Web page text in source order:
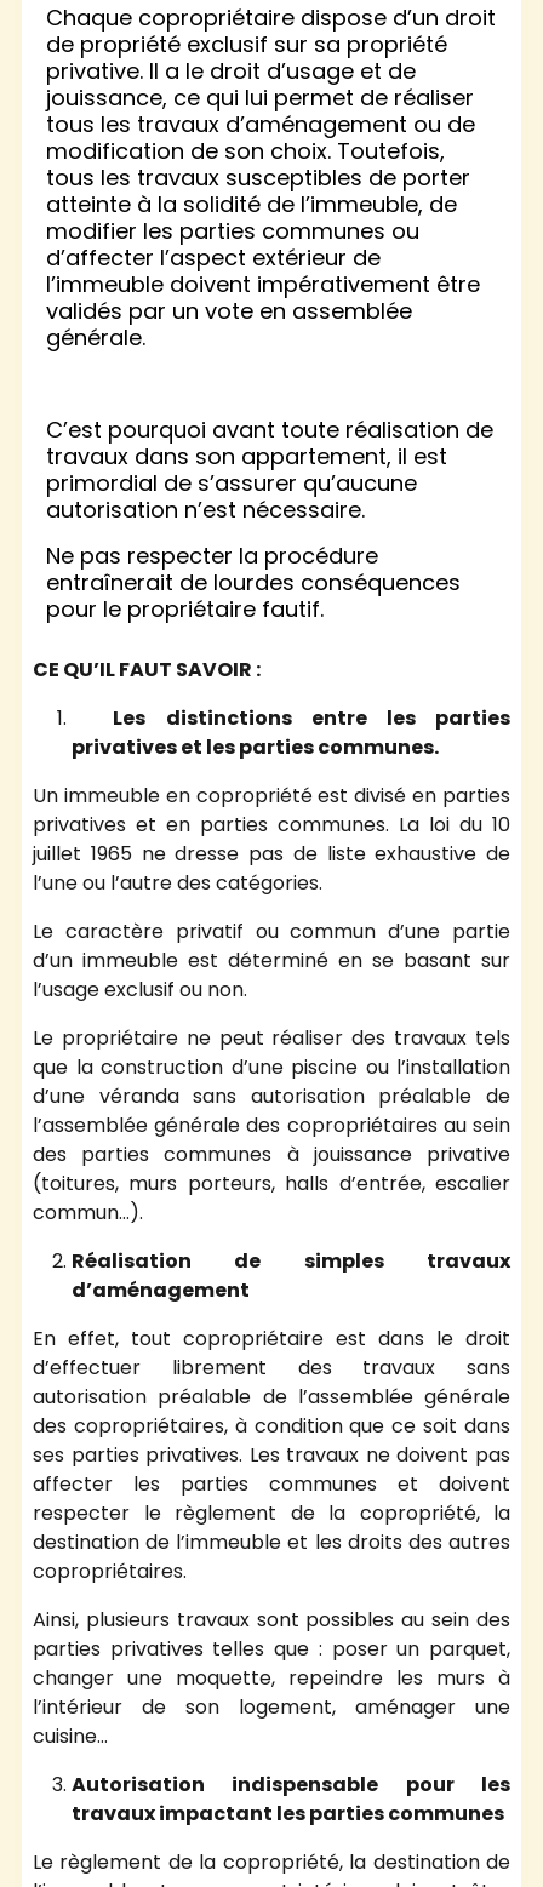
Chaque copropriétaire dispose d’un droit
de propriété exclusif sur sa propriété
privative. Il a le droit d’usage et de
jouissance, ce qui lui permet de réaliser
tous les travaux d’aménagement ou de
modification de son choix. Toutefois,
tous les travaux susceptibles de porter
atteinte à la solidité de l’immeuble, de
modifier les parties communes ou
d’affecter l’aspect extérieur de
l’immeuble doivent impérativement être
validés par un vote en assemblée
générale.
C’est pourquoi avant toute réalisation de
travaux dans son appartement, il est
primordial de s’assurer qu’aucune
autorisation n’est nécessaire.
Ne pas respecter la procédure
entraînerait de lourdes conséquences
pour le propriétaire fautif.
CE QU’IL FAUT SAVOIR :
Les distinctions entre les parties
privatives et les parties communes.
Un immeuble en copropriété est divisé en parties
privatives et en parties communes. La loi du 10
juillet 1965 ne dresse pas de liste exhaustive de
l’une ou l’autre des catégories.
Le caractère privatif ou commun d’une partie
d’un immeuble est déterminé en se basant sur
l’usage exclusif ou non.
Le propriétaire ne peut réaliser des travaux tels
que la construction d’une piscine ou l’installation
d’une véranda sans autorisation préalable de
l’assemblée générale des copropriétaires au sein
des parties communes à jouissance privative
(toitures, murs porteurs, halls d’entrée, escalier
commun…).
Réalisation de simples travaux
d’aménagement
En effet, tout copropriétaire est dans le droit
d’effectuer librement des travaux sans
autorisation préalable de l’assemblée générale
des copropriétaires, à condition que ce soit dans
ses parties privatives. Les travaux ne doivent pas
affecter les parties communes et doivent
respecter le règlement de la copropriété, la
destination de l’immeuble et les droits des autres
copropriétaires.
Ainsi, plusieurs travaux sont possibles au sein des
parties privatives telles que : poser un parquet,
changer une moquette, repeindre les murs à
l’intérieur de son logement, aménager une
cuisine…
Autorisation indispensable pour les
travaux impactant les parties communes
Le règlement de la copropriété, la destination de